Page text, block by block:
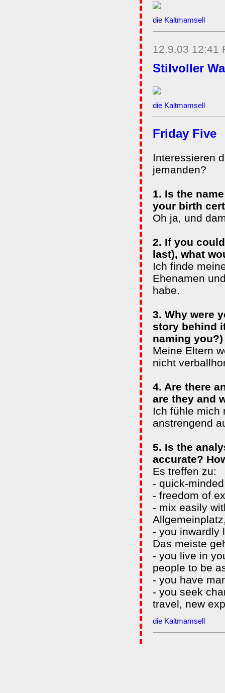
die Kaltmamsell
12.9.03 12:41
Stilvoller
die Kaltmamsell
Friday Five
Interessieren
jemanden?
1. Is the
your birth
Oh ja, und
2. If you
last), what
Ich finde
Ehenamen
habe.
3. Why were
story behind
naming you?)
Meine Eltern
nicht
4. Are there
are they and
Ich fühle mich
anstrengend
5. Is the
accurate?
Es treffen zu:
- quick-minded
- freedom of
- mix easily
- you inwardly
Das meiste
- you live in
people to be
- you have
- you seek
travel, new
die Kaltmamsell